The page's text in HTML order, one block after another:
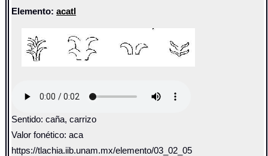
Elemento:acatl
Sentido: caña, carrizo
Valor fonético: aca
https://tlachia.iib.unam.mx/elemento/03_02_05